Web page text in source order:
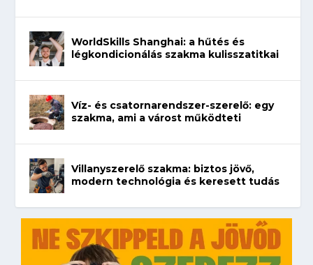
WorldSkills Shanghai: a hűtés és
légkondicionálás szakma kulisszatitkai
Víz- és csatornarendszer-szerelő: egy
szakma, ami a várost működteti
Villanyszerelő szakma: biztos jövő,
modern technológia és keresett tudás